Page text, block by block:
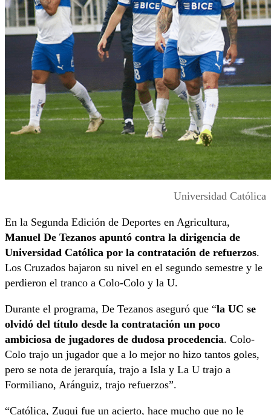
Universidad Católica
En la Segunda Edición de Deportes en Agricultura,
Manuel De Tezanos apuntó contra la dirigencia de
Universidad Católica por la contratación de refuerzos.
Los Cruzados bajaron su nivel en el segundo semestre y le
perdieron el tranco a Colo-Colo y la U.
Durante el programa, De Tezanos aseguró que “la UC se
olvidó del título desde la contratación un poco
ambiciosa de jugadores de dudosa procedencia. Colo-
Colo trajo un jugador que a lo mejor no hizo tantos goles,
pero se nota de jerarquía, trajo a Isla y La U trajo a
Formiliano, Aránguiz, trajo refuerzos”.
“Católica, Zuqui fue un acierto, hace mucho que no le